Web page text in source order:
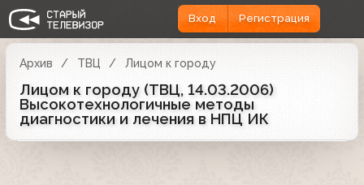
Вход Регистрация
Архив ТВЦ Лицом к городу
Лицом к городу (ТВЦ, 14.03.2006)
Высокотехнологичные методы
диагностики и лечения в НПЦ ИК